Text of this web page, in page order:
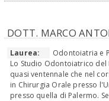
DOTT. MARCO
Laurea:
Odontoiatria e
Lo Studio Odontoiatrico del
quasi ventennale che nel
in Chirurgia Orale presso
presso quella di Palermo.